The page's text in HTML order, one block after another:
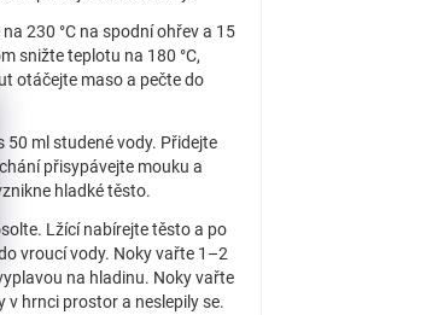
230 °C na spodní ohřev a 15
snižte teplotu na 180 °C,
otáčejte maso a pečte do
50 ml studené vody. Přidejte
přisypávejte mouku a
hladké těsto.
Lžící nabírejte těsto a po
vroucí vody. Noky vařte 1–2
na hladinu. Noky vařte
v hrnci prostor a neslepily se.